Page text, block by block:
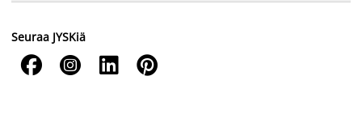
Seuraa JYSKiä
   